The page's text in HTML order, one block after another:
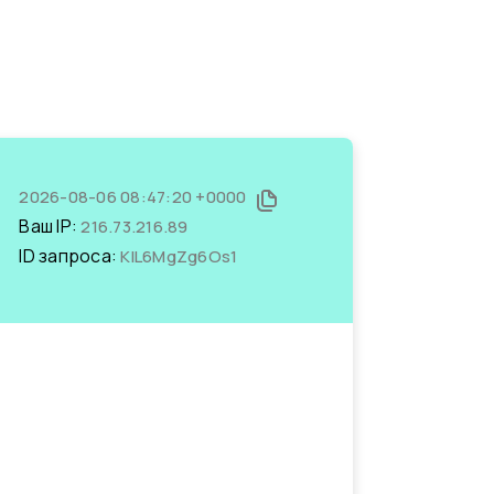
2026-08-06 08:47:20 +0000
Ваш IP:216.73.216.89
ID запроса:KlL6MgZg6Os1